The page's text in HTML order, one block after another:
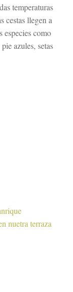
temperaturas
cestas llegen a
especies como
azules, setas
nuetra terraza